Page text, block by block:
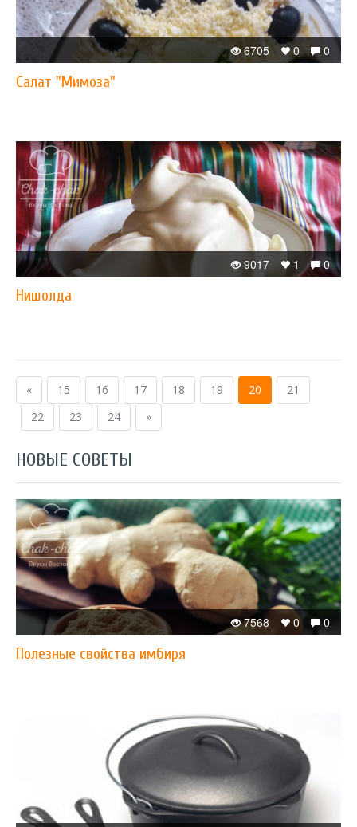
0
0
6705
Салат "Мимоза"
0
1
9017
Нишолда
« 15 16 17 18 19 20
21
22
23 24 »
НОВЫЕ СОВЕТЫ
0
0
7568
Полезные свойства имбиря